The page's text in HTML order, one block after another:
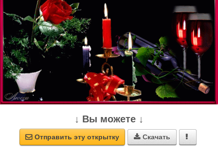
↓ Вы можете ↓
 Отправить эту открытку  Скачать 